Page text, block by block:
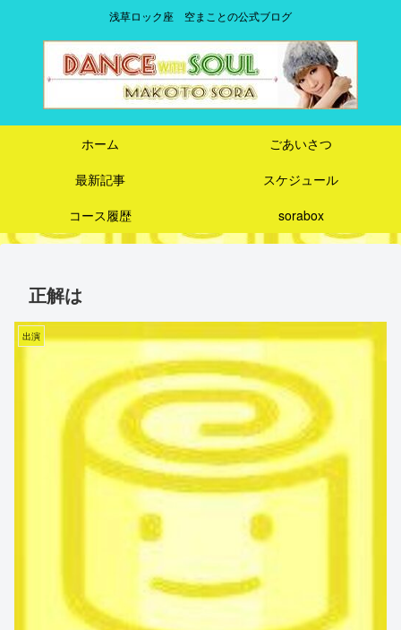
浅草ロック座 空まことの公式ブログ
ホーム
ごあいさつ
最新記事
スケジュール
コース履歴
sorabox
正解は
出演